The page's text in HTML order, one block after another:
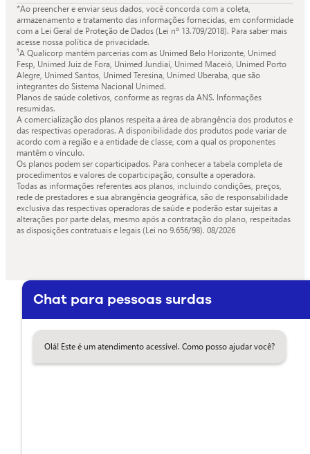
*Ao preencher e enviar seus dados, você concorda com a coleta,
armazenamento e tratamento das informações fornecidas, em conformidade
com a Lei Geral de Proteção de Dados (Lei nº 13.709/2018). Para saber mais
acesse nossa política de privacidade.
¹A Qualicorp mantém parcerias com as Unimed Belo Horizonte, Unimed
Fesp, Unimed Juiz de Fora, Unimed Jundiaí, Unimed Maceió, Unimed Porto
Alegre, Unimed Santos, Unimed Teresina, Unimed Uberaba, que são
integrantes do Sistema Nacional Unimed.
Planos de saúde coletivos, conforme as regras da ANS. Informações
resumidas.
A comercialização dos planos respeita a área de abrangência dos produtos e
das respectivas operadoras. A disponibilidade dos produtos pode variar de
acordo com a região e a entidade de classe, com a qual os proponentes
mantêm o vínculo.
Os planos podem ser coparticipados. Para conhecer a tabela completa de
procedimentos e valores de coparticipação, consulte a operadora.
Todas as informações referentes aos planos, incluindo condições, preços,
rede de prestadores e sua abrangência geográfica, são de responsabilidade
exclusiva das respectivas operadoras de saúde e poderão estar sujeitas a
alterações por parte delas, mesmo após a contratação do plano, respeitadas
as disposições contratuais e legais (Lei no 9.656/98). 08/2026
Chat para pessoas surdas
Olá! Este é um atendimento acessível. Como posso ajudar você?